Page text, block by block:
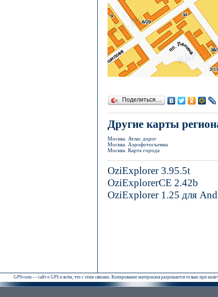
Поделиться…
Другие карты
Москва. Атлас дорог
Москва. Аэрофотосъемка
Москва. Карта города
OziExplorer 3.95.5t
OziExplorerCE 2.42b
OziExplorer 1.25 для
GPSvsem — сайт о GPS и всём, что с этим связано. Копирование материалов разрешается только при